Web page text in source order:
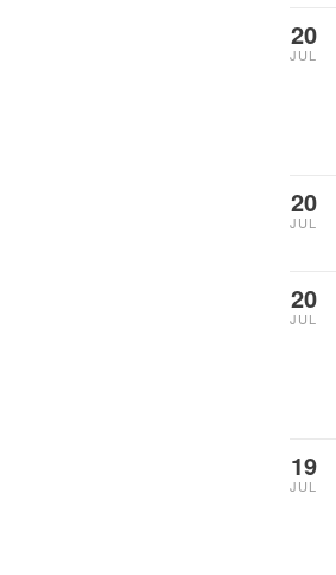
20
JUL
20
JUL
20
JUL
19
JUL